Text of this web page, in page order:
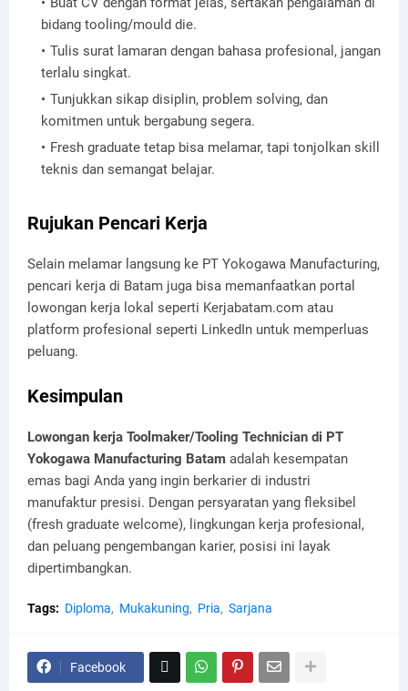
bidang tooling/mould die.
Tulis surat lamaran dengan bahasa profesional, jangan
terlalu singkat.
Tunjukkan sikap disiplin, problem solving, dan
komitmen untuk bergabung segera.
Fresh graduate tetap bisa melamar, tapi tonjolkan skill
teknis dan semangat belajar.
Rujukan Pencari Kerja
Selain melamar langsung ke PT Yokogawa Manufacturing,
pencari kerja di Batam juga bisa memanfaatkan portal
lowongan kerja lokal seperti Kerjabatam.com atau
platform profesional seperti LinkedIn untuk memperluas
peluang.
Kesimpulan
Lowongan kerja Toolmaker/Tooling Technician di PT
Yokogawa Manufacturing Batam adalah kesempatan
emas bagi Anda yang ingin berkarier di industri
manufaktur presisi. Dengan persyaratan yang fleksibel
(fresh graduate welcome), lingkungan kerja profesional,
dan peluang pengembangan karier, posisi ini layak
dipertimbangkan.
Tags: Diploma Mukakuning Pria Sarjana
Facebook